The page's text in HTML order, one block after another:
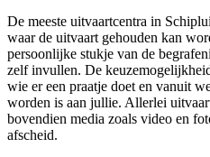
De meeste uitvaartcentra in
waar de uitvaart gehouden kan
persoonlijke stukje van de
zelf invullen. De
wie er een praatje doet en vanuit
worden is aan jullie. Allerlei
bovendien media zoals video en
afscheid.